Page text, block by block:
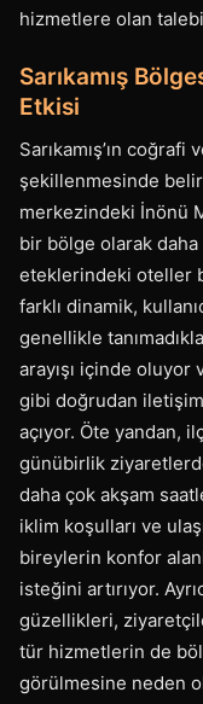
hizmetlere olan
Sarıkamış
Etkisi
Sarıkamış’ın
şekillenmesinde
merkezindeki İnönü
bir bölge olarak
eteklerindeki oteller
farklı dinamik,
genellikle
arayışı içinde oluyor
gibi doğrudan
açıyor. Öte yandan,
günübirlik
daha çok akşam
iklim koşulları ve
bireylerin konfor
isteğini artırıyor.
güzellikleri,
tür hizmetlerin de
görülmesine neden